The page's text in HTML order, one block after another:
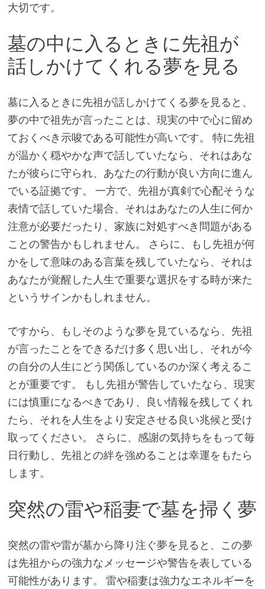
大切です。
墓の中に入るときに先祖が
話しかけてくれる夢を見る
墓に入るときに先祖が話しかけてくる夢を見ると、
夢の中で祖先が言ったことは、現実の中で心に留め
ておくべき示唆である可能性が高いです。 特に先祖
が温かく穏やかな声で話していたなら、それはあな
たが彼らに守られ、あなたの行動が良い方向に進ん
でいる証拠です。 一方で、先祖が真剣で心配そうな
表情で話していた場合、それはあなたの人生に何か
注意が必要だったり、家族に対処すべき問題がある
ことの警告かもしれません。 さらに、もし先祖が何
かをして意味のある言葉を残していたなら、それは
あなたが覚醒した人生で重要な選択をする時が来た
というサインかもしれません。
ですから、もしそのような夢を見ているなら、先祖
が言ったことをできるだけ多く思い出し、それが今
の自分の人生にどう関係しているのか深く考えるこ
とが重要です。 もし先祖が警告していたなら、現実
には慎重になるべきであり、良い情報を残してくれ
たら、それを人生をより安定させる良い兆候と受け
取ってください。 さらに、感謝の気持ちをもって毎
日行動し、先祖との絆を強めることは幸運をもたら
します。
突然の雷や稲妻で墓を掃く夢
突然の雷や雷が墓から降り注ぐ夢を見ると、この夢
は先祖からの強力なメッセージや警告を表している
可能性があります。 雷や稲妻は強力なエネルギーを